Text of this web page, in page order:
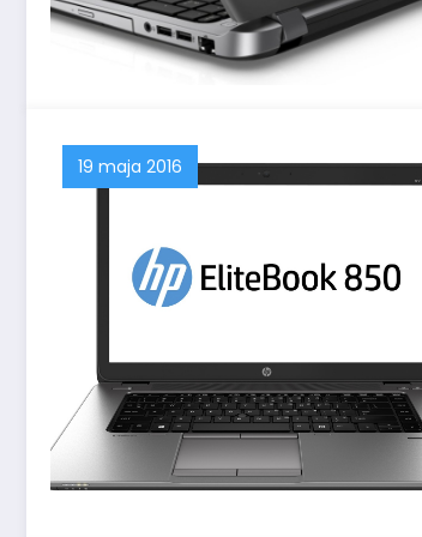
19 maja 2016